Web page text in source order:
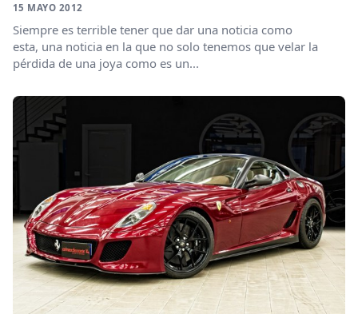
15 MAYO 2012
Siempre es terrible tener que dar una noticia como
esta, una noticia en la que no solo tenemos que velar la
pérdida de una joya como es un...